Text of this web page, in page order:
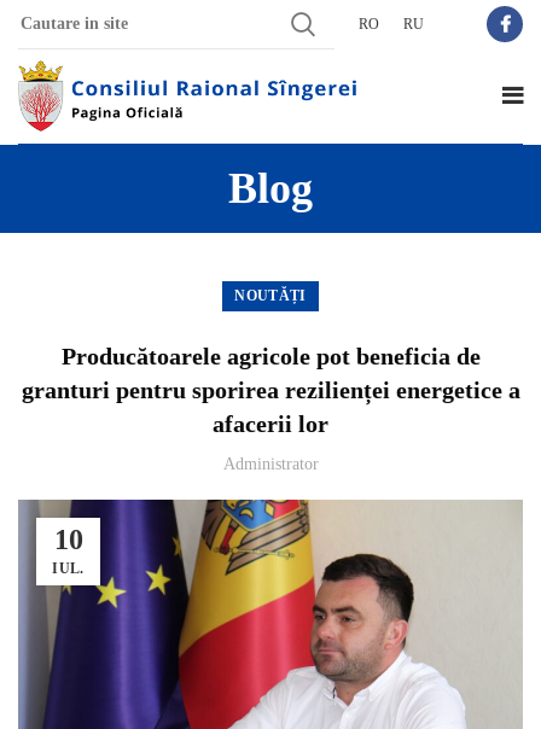
RO RU
Blog
NOUTĂȚI
Producătoarele agricole pot beneficia de
granturi pentru sporirea rezilienței energetice a
afacerii lor
Administrator
10
IUL.